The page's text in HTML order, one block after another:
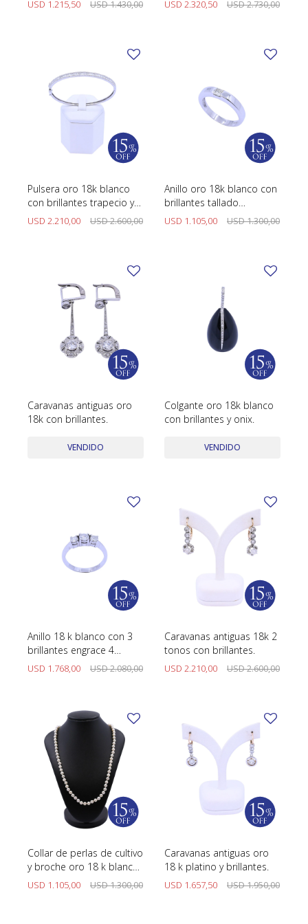
USD 1.215,50 USD1.430,00 USD 2.320,50 USD2.730,00
Pulsera oro 18k blanco
con brillantes trapecio y
redondos.
USD 2.210,00 USD2.600,00
Anillo oro 18k blanco con
brillantes tallado
princesa.
USD 1.105,00 USD1.300,00
Caravanas antiguas oro
18k con brillantes.
VENDIDO
Colgante oro 18k blanco
con brillantes y onix.
VENDIDO
Anillo 18 k blanco con 3
brillantes engrace 4
puntas.
USD 1.768,00 USD2.080,00
Caravanas antiguas 18k 2
tonos con brillantes.
USD 2.210,00 USD2.600,00
Collar de perlas de cultivo
y broche oro 18 k blanco
con brillantes.
USD 1.105,00 USD1.300,00
Caravanas antiguas oro
18 k platino y brillantes.
USD 1.657,50 USD1.950,00